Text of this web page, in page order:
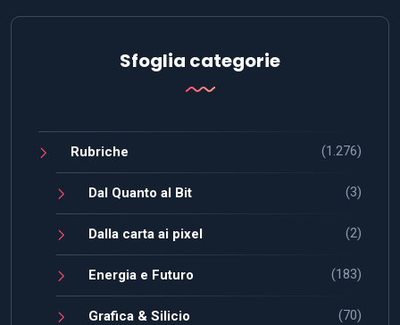
Sfoglia categorie
Rubriche (1.276)
Dal Quanto al Bit (3)
Dalla carta ai pixel (2)
Energia e Futuro (183)
Grafica & Silicio (70)